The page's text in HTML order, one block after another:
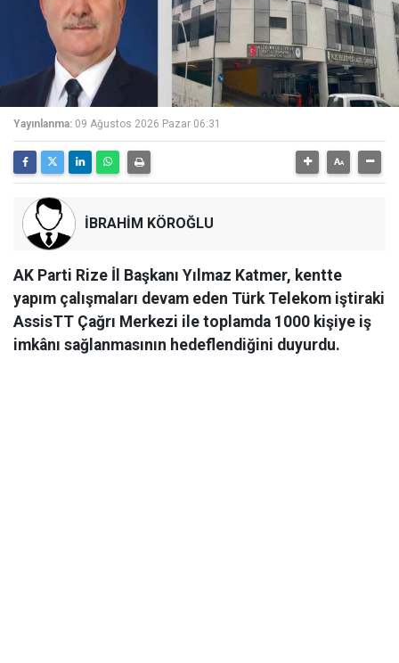
Yayınlanma: 09 Ağustos 2026 Pazar 06:31
İBRAHİM KÖROĞLU
AK Parti Rize İl Başkanı Yılmaz Katmer, kentte
yapım çalışmaları devam eden Türk Telekom iştiraki
AssisTT Çağrı Merkezi ile toplamda 1000 kişiye iş
imkânı sağlanmasının hedeflendiğini duyurdu.